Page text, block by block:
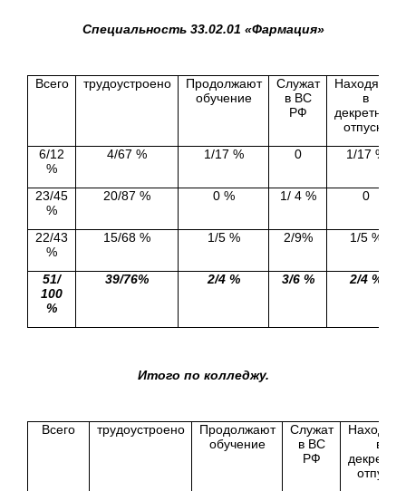
Специальность 33.02.01 «Фармация»
Всего трудоустроено
Продолжают
обучение
Служат
в ВС
РФ
Находятся
в
декретном
отпуске
6/12
%
4/67 % 1/17 % 0 1/17 %
23/45
%
20/87 % 0 % 1/ 4 % 0
22/43
%
15/68 % 1/5 % 2/9% 1/5 %
51/
100
%
39/76% 2/4 % 3/6 % 2/4 %
Итого по колледжу.
Всего трудоустроено
Продолжают
обучение
Служат
в ВС
РФ
в
отпуске